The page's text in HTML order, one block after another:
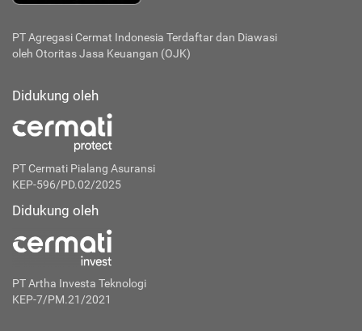
PT Agregasi Cermat Indonesia Terdaftar dan Diawasi
oleh Otoritas Jasa Keuangan (OJK)
Didukung oleh
PT Cermati Pialang Asuransi
KEP-596/PD.02/2025
Didukung oleh
PT Artha Investa Teknologi
KEP-7/PM.21/2021